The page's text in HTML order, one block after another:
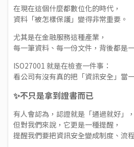
在現在這個什麼都數位化的時代，
資料「被怎樣保護」變得非常重要。
尤其是在金融服務這種產業，
每一筆資料、每一份文件，背後都是
ISO27001 就是在檢查一件事：
看公司有沒有真的把「資訊安全」當
✨不只是拿到證書而已
有人會認為，認證就是「通過就好」，
但對我們來說，它更是一種提醒，
提醒我們要把資訊安全變成制度、流